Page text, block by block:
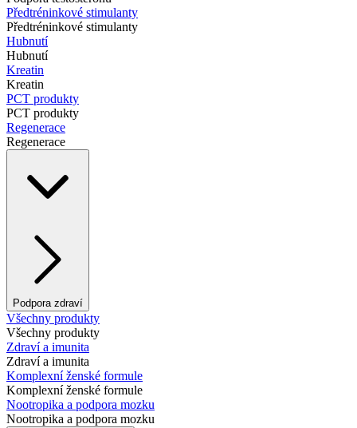
Předtréninkové stimulanty
Předtréninkové stimulanty
Hubnutí
Hubnutí
Kreatin
Kreatin
PCT produkty
PCT produkty
Regenerace
Regenerace
Podpora zdraví
Všechny produkty
Všechny produkty
Zdraví a imunita
Zdraví a imunita
Komplexní ženské formule
Komplexní ženské formule
Nootropika a podpora mozku
Nootropika a podpora mozku